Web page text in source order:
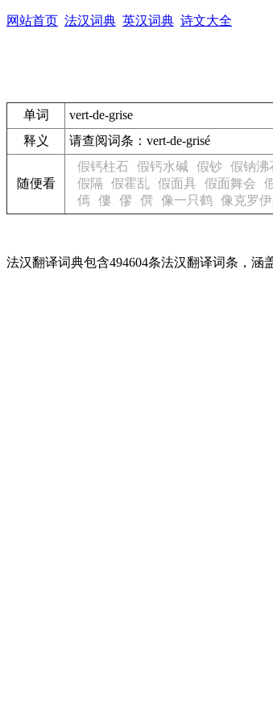
网站首页 法汉词典 英汉词典 诗文大全
单词
vert-de-grise
释义
请查阅词条：vert-de-grisé
随便看
假钙柱石 假钙水碱 假钞 假钠沸
假隔
假霍乱 假面具 假面舞会
傿 僂 僇 僎 像一只鹤 像克罗
法汉翻译词典包含494604条法汉翻译词条，涵